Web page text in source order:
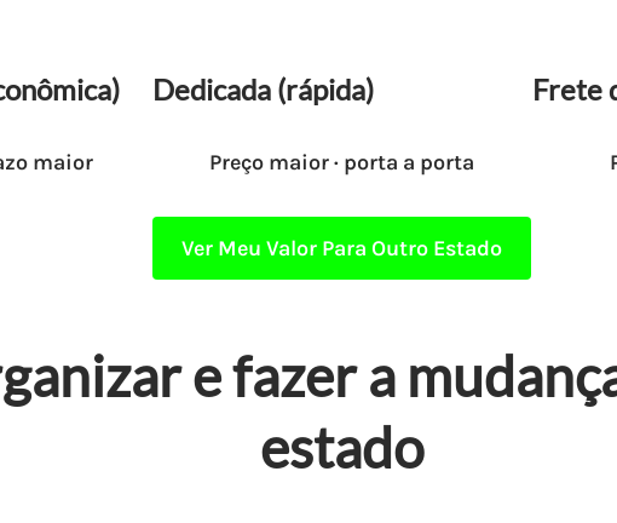
maior
Dedicada (rápida)
Preço maior · porta a porta
Frete
Ver Meu Valor Para Outro Estado
e fazer a
estado